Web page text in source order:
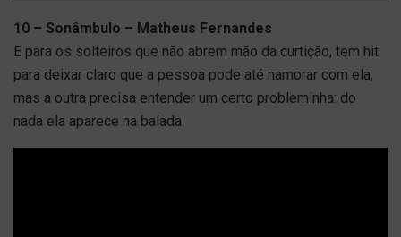
10 – Sonâmbulo – Matheus Fernandes
E para os solteiros que não abrem mão da curtição, tem hit
para deixar claro que a pessoa pode até namorar com ela,
mas a outra precisa entender um certo probleminha: do
nada ela aparece na balada.